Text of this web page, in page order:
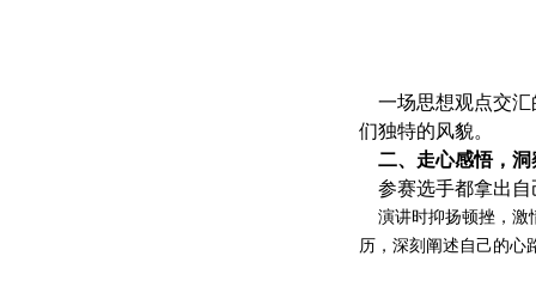
一场思想观点交汇
们独特的风貌。
二、走心感悟，洞
参赛选手都拿出自
演讲时抑扬顿挫，激
历，深刻阐述自己的心